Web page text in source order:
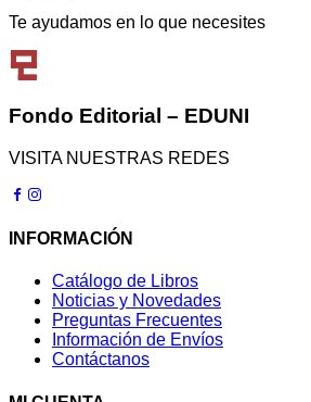
Te ayudamos en lo que necesites
Fondo Editorial – EDUNI
VISITA NUESTRAS REDES
INFORMACIÓN
Catálogo de Libros
Noticias y Novedades
Preguntas Frecuentes
Información de Envíos
Contáctanos